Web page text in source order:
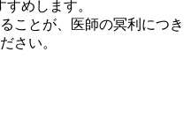
めします。
ことが、医師の冥利につき
さい。